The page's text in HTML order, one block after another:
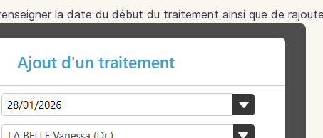
la date du début du traitement ainsi que de